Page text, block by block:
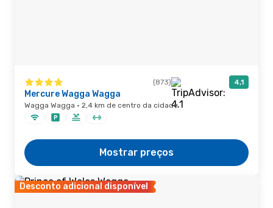
(873) 4,1
Mercure Wagga Wagga
Wagga Wagga · 2,4 km de centro da cidade
Mostrar preços
Desconto adicional disponível